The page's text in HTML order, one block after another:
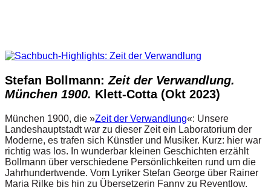
Stefan Bollmann:Zeit der Verwandlung.
München 1900. Klett-Cotta (Okt 2023)
München 1900, die »Zeit der Verwandlung«: Unsere
Landeshauptstadt war zu dieser Zeit ein Laboratorium der
Moderne, es trafen sich Künstler und Musiker. Kurz: hier war
richtig was los. In wunderbar kleinen Geschichten erzählt
Bollmann über verschiedene Persönlichkeiten rund um die
Jahrhundertwende. Vom Lyriker Stefan George über Rainer
Maria Rilke bis hin zu Übersetzerin Fanny zu Reventlow.